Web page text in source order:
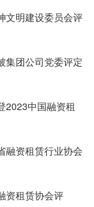
文明建设委员会评
集团公司党委评定
2023中国融资租
融资租赁行业协会
资租赁协会评